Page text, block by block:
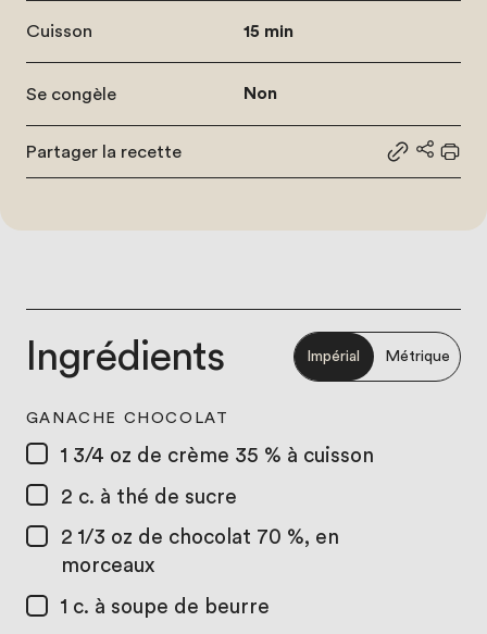
Cuisson 15 min
Se congèle Non
Partager la recette
Partager
Ingrédients Impérial Métrique
GANACHE CHOCOLAT
1 3/4 oz de crème 35 % à cuisson
2 c. à thé de sucre
2 1/3 oz de chocolat 70 %, en
morceaux
1 c. à soupe de beurre